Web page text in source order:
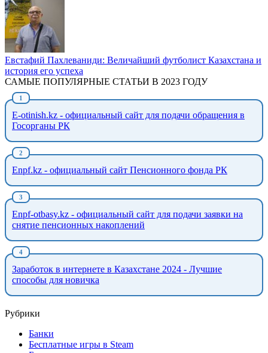
Евстафий Пахлеваниди: Величайший футболист Казахстана и
история его успеха
САМЫЕ ПОПУЛЯРНЫЕ СТАТЬИ В 2023 ГОДУ
E-otinish.kz - официальный сайт для подачи обращения в
Госорганы РК
Enpf.kz - официальный сайт Пенсионного фонда РК
Enpf-otbasy.kz - официальный сайт для подачи заявки на
снятие пенсионных накоплений
Заработок в интернете в Казахстане 2024 - Лучшие
способы для новичка
Рубрики
Банки
Бесплатные игры в Steam